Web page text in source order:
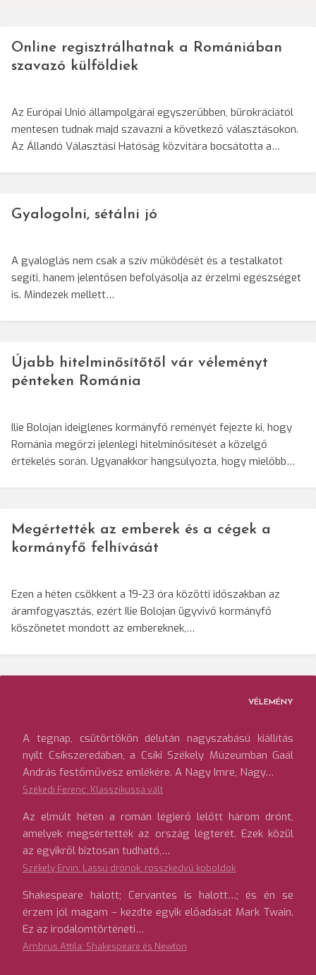
Online regisztrálhatnak a Romániában
szavazó külföldiek
Az Európai Unió állampolgárai egyszerűbben, bürokráciától
mentesen tudnak majd szavazni a következő választásokon.
Az Állandó Választási Hatóság közvitára bocsátotta a…
Gyalogolni, sétálni jó
A gyaloglás nem csak a szív működését és a testalkatot
segíti, hanem jelentősen befolyásolja az érzelmi egészséget
is. Mindezek mellett…
Újabb hitelminősítőtől vár véleményt
pénteken Románia
Ilie Bolojan ideiglenes kormányfő reményét fejezte ki, hogy
Románia megőrzi jelenlegi hitelminősítését a közelgő
értékelés során. Ugyanakkor hangsúlyozta, hogy mielőbb…
Megértették az emberek és a cégek a
kormányfő felhívását
Ezen a héten csökkent a 19-23 óra közötti időszakban az
áramfogyasztás, ezért Ilie Bolojan ügyvivő kormányfő
köszönetet mondott az embereknek,…
VÉLEMÉNY
A tegnap, csütörtökön délután nagyszabású kiállítás
nyílt Csíkszeredában, a Csíki Székely Múzeumban Gaál
András festőművész emlékére. A Nagy Imre, Nagy…
Székedi Ferenc: Klasszikussá vált
Az elmúlt héten a román légierő lelőtt három drónt,
amelyek megsértették az ország légterét. Ezek közül
az egyikről biztosan tudható,…
Székely Ervin: Lassú drónok, rosszkedvű koboldok
Shakespeare halott; Cervantes is halott…; és én se
érzem jól magam – kezdte egyik előadását Mark Twain.
Ez az irodalomtörténeti…
Ambrus Attila: Shakespeare és Newton